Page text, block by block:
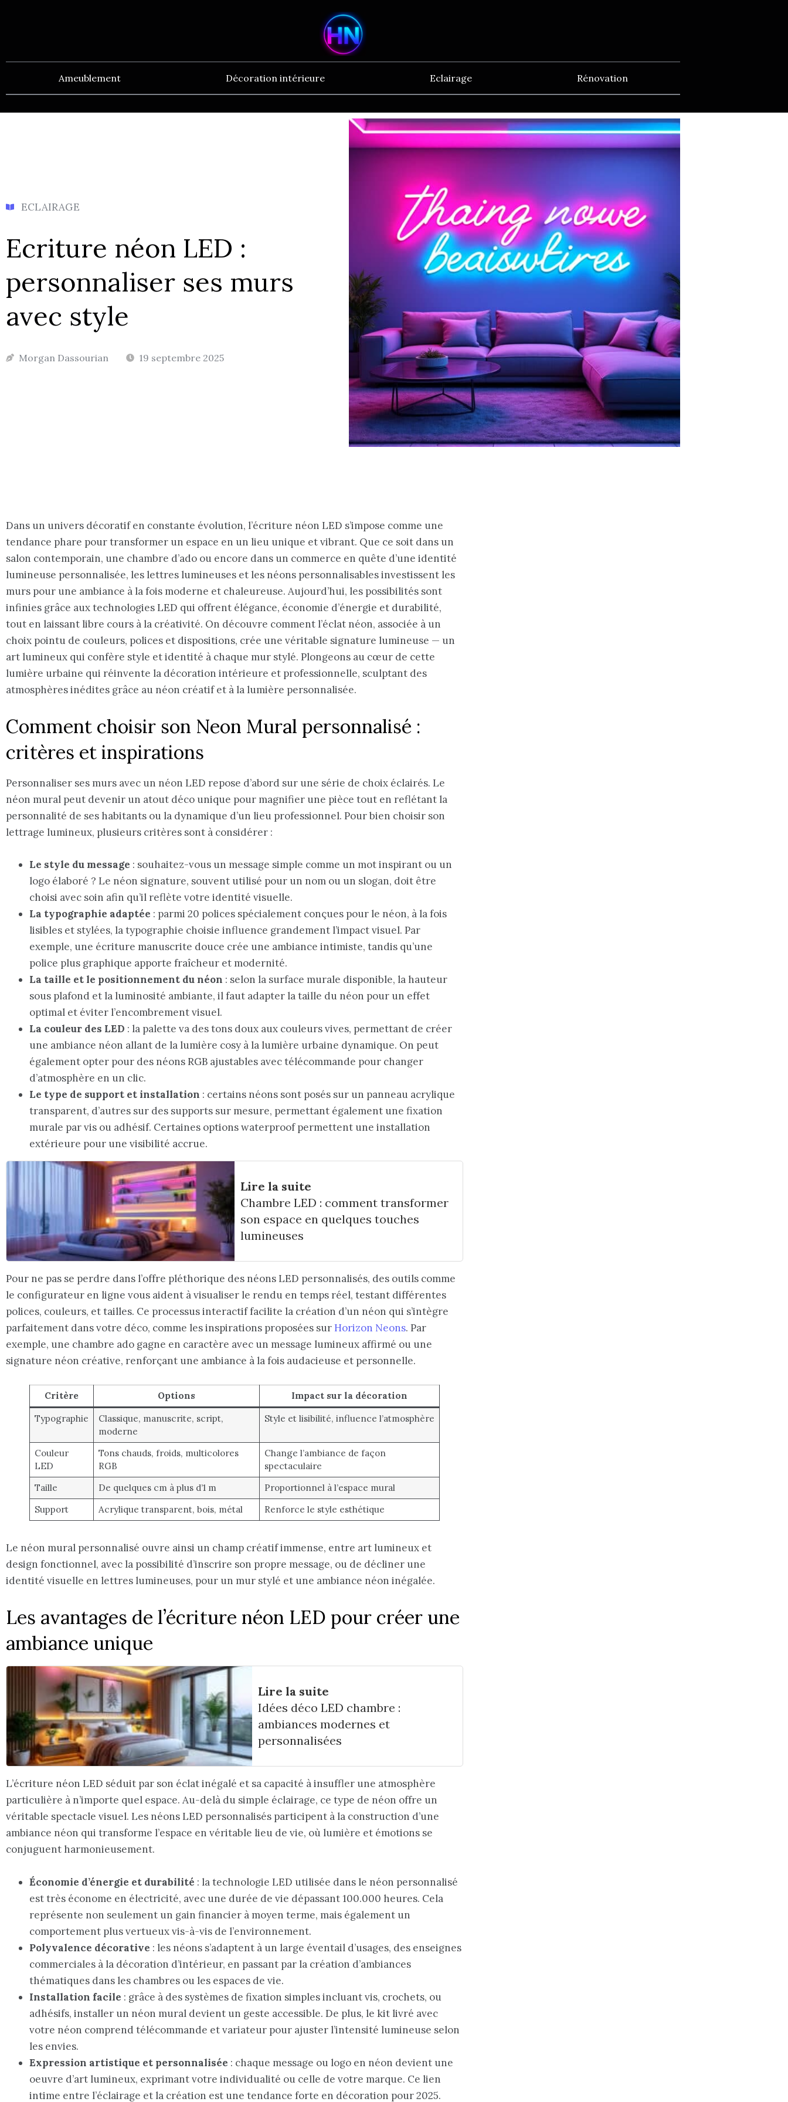
Ameublement Décoration intérieure Eclairage Rénovation
ECLAIRAGE
Ecriture néon LED :
personnaliser ses murs
avec style
Morgan Dassourian 19 septembre 2025
Dans un univers décoratif en constante évolution, l’écriture néon LED s’impose comme une
tendance phare pour transformer un espace en un lieu unique et vibrant. Que ce soit dans un
salon contemporain, une chambre d’ado ou encore dans un commerce en quête d’une identité
lumineuse personnalisée, les lettres lumineuses et les néons personnalisables investissent les
murs pour une ambiance à la fois moderne et chaleureuse. Aujourd’hui, les possibilités sont
infinies grâce aux technologies LED qui offrent élégance, économie d’énergie et durabilité,
tout en laissant libre cours à la créativité. On découvre comment l’éclat néon, associée à un
choix pointu de couleurs, polices et dispositions, crée une véritable signature lumineuse — un
art lumineux qui confère style et identité à chaque mur stylé. Plongeons au cœur de cette
lumière urbaine qui réinvente la décoration intérieure et professionnelle, sculptant des
atmosphères inédites grâce au néon créatif et à la lumière personnalisée.
Comment choisir son Neon Mural personnalisé :
critères et inspirations
Personnaliser ses murs avec un néon LED repose d’abord sur une série de choix éclairés. Le
néon mural peut devenir un atout déco unique pour magnifier une pièce tout en reflétant la
personnalité de ses habitants ou la dynamique d’un lieu professionnel. Pour bien choisir son
lettrage lumineux, plusieurs critères sont à considérer :
Le style du message : souhaitez-vous un message simple comme un mot inspirant ou un
logo élaboré ? Le néon signature, souvent utilisé pour un nom ou un slogan, doit être
choisi avec soin afin qu’il reflète votre identité visuelle.
La typographie adaptée : parmi 20 polices spécialement conçues pour le néon, à la fois
lisibles et stylées, la typographie choisie influence grandement l’impact visuel. Par
exemple, une écriture manuscrite douce crée une ambiance intimiste, tandis qu’une
police plus graphique apporte fraîcheur et modernité.
La taille et le positionnement du néon : selon la surface murale disponible, la hauteur
sous plafond et la luminosité ambiante, il faut adapter la taille du néon pour un effet
optimal et éviter l’encombrement visuel.
La couleur des LED : la palette va des tons doux aux couleurs vives, permettant de créer
une ambiance néon allant de la lumière cosy à la lumière urbaine dynamique. On peut
également opter pour des néons RGB ajustables avec télécommande pour changer
d’atmosphère en un clic.
Le type de support et installation : certains néons sont posés sur un panneau acrylique
transparent, d’autres sur des supports sur mesure, permettant également une fixation
murale par vis ou adhésif. Certaines options waterproof permettent une installation
extérieure pour une visibilité accrue.
Lire la suite
Chambre LED : comment transformer
son espace en quelques touches
lumineuses
Pour ne pas se perdre dans l’offre pléthorique des néons LED personnalisés, des outils comme
le configurateur en ligne vous aident à visualiser le rendu en temps réel, testant différentes
polices, couleurs, et tailles. Ce processus interactif facilite la création d’un néon qui s’intègre
parfaitement dans votre déco, comme les inspirations proposées sur Horizon Neons. Par
exemple, une chambre ado gagne en caractère avec un message lumineux affirmé ou une
signature néon créative, renforçant une ambiance à la fois audacieuse et personnelle.
Critère Options Impact sur la décoration
Typographie
Classique, manuscrite, script,
moderne
Style et lisibilité, influence l’atmosphère
Couleur
LED
Tons chauds, froids, multicolores
RGB
Change l’ambiance de façon
spectaculaire
Taille
De quelques cm à plus d’1 m
Proportionnel à l’espace mural
Support
Acrylique transparent, bois, métal Renforce le style esthétique
Le néon mural personnalisé ouvre ainsi un champ créatif immense, entre art lumineux et
design fonctionnel, avec la possibilité d’inscrire son propre message, ou de décliner une
identité visuelle en lettres lumineuses, pour un mur stylé et une ambiance néon inégalée.
Les avantages de l’écriture néon LED pour créer une
ambiance unique
Lire la suite
Idées déco LED chambre :
ambiances modernes et
personnalisées
L’écriture néon LED séduit par son éclat inégalé et sa capacité à insuffler une atmosphère
particulière à n’importe quel espace. Au-delà du simple éclairage, ce type de néon offre un
véritable spectacle visuel. Les néons LED personnalisés participent à la construction d’une
ambiance néon qui transforme l’espace en véritable lieu de vie, où lumière et émotions se
conjuguent harmonieusement.
Économie d’énergie et durabilité : la technologie LED utilisée dans le néon personnalisé
est très économe en électricité, avec une durée de vie dépassant 100.000 heures. Cela
représente non seulement un gain financier à moyen terme, mais également un
comportement plus vertueux vis-à-vis de l’environnement.
Polyvalence décorative : les néons s’adaptent à un large éventail d’usages, des enseignes
commerciales à la décoration d’intérieur, en passant par la création d’ambiances
thématiques dans les chambres ou les espaces de vie.
Installation facile : grâce à des systèmes de fixation simples incluant vis, crochets, ou
adhésifs, installer un néon mural devient un geste accessible. De plus, le kit livré avec
votre néon comprend télécommande et variateur pour ajuster l’intensité lumineuse selon
les envies.
Expression artistique et personnalisée : chaque message ou logo en néon devient une
oeuvre d’art lumineux, exprimant votre individualité ou celle de votre marque. Ce lien
intime entre l’éclairage et la création est une tendance forte en décoration pour 2025.